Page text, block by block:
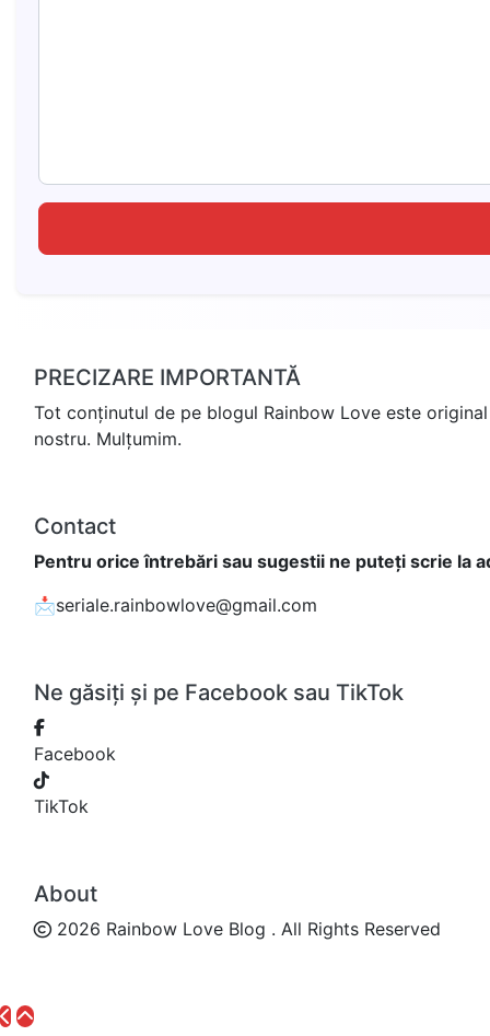
PRECIZARE IMPORTANTĂ
Tot conținutul de pe blogul Rainbow Love este
nostru. Mulțumim.
Contact
Pentru orice întrebări sau sugestii ne puteți scrie la
📩seriale.rainbowlove@gmail.com
Ne găsiți și pe Facebook sau TikTok
Facebook
TikTok
About
2026 Rainbow Love Blog . All Rights Reserved